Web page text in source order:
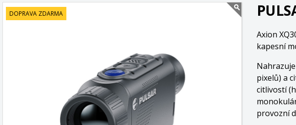
DOPRAVA ZDARMA
Axion
kapesní
pixelů) a
citlivostí
provozní